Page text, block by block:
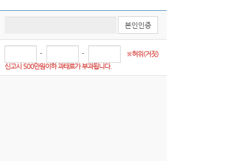
본인인증
- -
※허위(거짓)
신고시 500만원이하 과태료가 부과됩니다.